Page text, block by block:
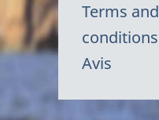
Terms and
conditions
Avis